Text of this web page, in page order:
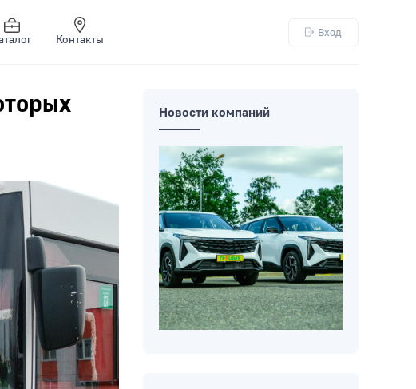
Контакты
Вход
Новости компаний